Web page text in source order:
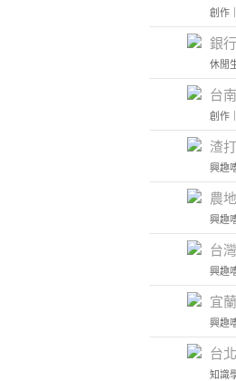
創作
銀
休閒
台
創作
渣
興趣
農
興趣
台
興趣
宜
興趣
台
知識